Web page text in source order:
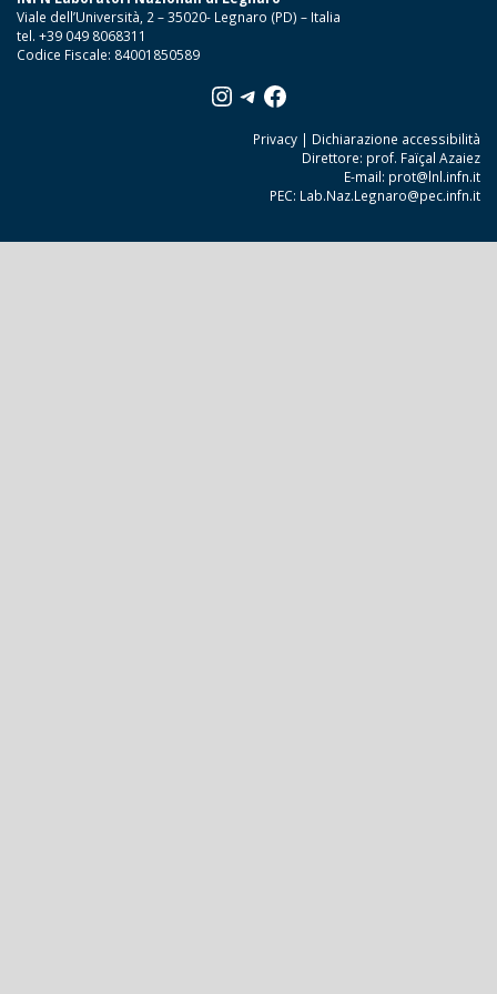
Viale dell’Università, 2 – 35020- Legnaro (PD) – Italia
tel. +39 049 8068311
Codice Fiscale: 84001850589
Instagram
Telegram
Facebook
Privacy | Dichiarazione accessibilità
Direttore: prof. Faïçal Azaiez
E-mail: prot@lnl.infn.it
PEC: Lab.Naz.Legnaro@pec.infn.it